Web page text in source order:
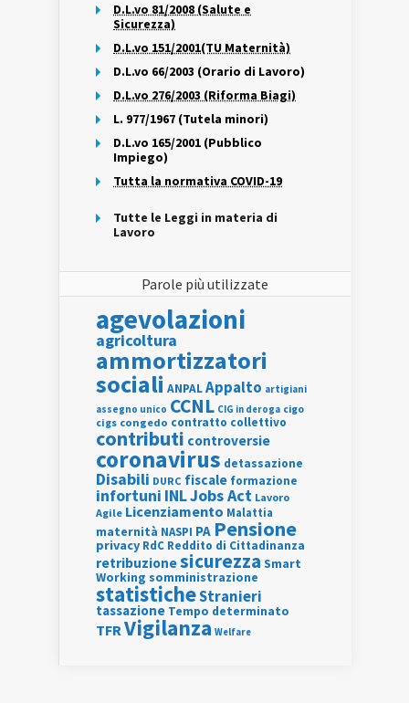
D.L.vo 81/2008 (Salute e
Sicurezza)
D.L.vo 151/2001(TU Maternità)
D.L.vo 66/2003 (Orario di Lavoro)
D.L.vo 276/2003 (Riforma Biagi)
L. 977/1967 (Tutela minori)
D.L.vo 165/2001 (Pubblico
Impiego)
Tutta la normativa COVID-19
Tutte le Leggi in materia di
Lavoro
Parole più utilizzate
agevolazioni
agricoltura
ammortizzatori
sociali ANPALAppalto artigiani
assegno unico CCNL CIG in deroga cigo
cigs congedo contratto collettivo
contributi controversie
coronavirus detassazione
Disabili DURC fiscale formazione
infortuni INLJobs Act Lavoro
Agile Licenziamento Malattia
maternità NASPI PA Pensione
privacy RdC Reddito di Cittadinanza
retribuzionesicurezza Smart
Working somministrazione
statisticheStranieri
tassazione Tempo determinato
TFRVigilanza Welfare